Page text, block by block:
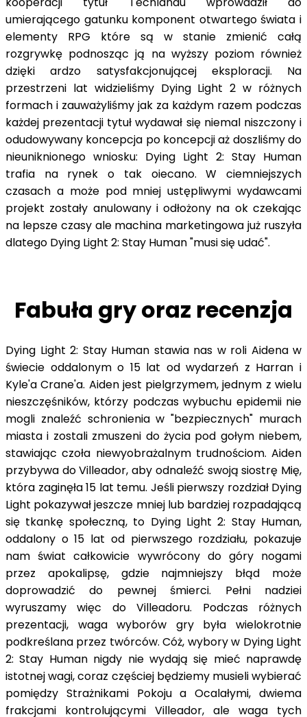
umierającego gatunku komponent otwartego świata i
elementy RPG które są w stanie zmienić całą
rozgrywkę podnosząc ją na wyższy poziom również
dzięki ardzo satysfakcjonującej eksploracji. Na
przestrzeni lat widzieliśmy Dying Light 2 w różnych
formach i zauważyliśmy jak za każdym razem podczas
każdej prezentacji tytuł wydawał się niemal niszczony i
odudowywany koncepcja po koncepcji aż doszliśmy do
nieuniknionego wniosku: Dying Light 2: Stay Human
trafia na rynek o tak oiecano. W ciemniejszych
czasach a może pod mniej ustępliwymi wydawcami
projekt zostały anulowany i odłożony na ok czekając
na lepsze czasy ale machina marketingowa już ruszyła
dlatego Dying Light 2: Stay Human "musi się udać".
Fabuła gry oraz recenzja
Dying Light 2: Stay Human stawia nas w roli Aidena w
świecie oddalonym o 15 lat od wydarzeń z Harran i
Kyle'a Crane'a. Aiden jest pielgrzymem, jednym z wielu
nieszczęśników, którzy podczas wybuchu epidemii nie
mogli znaleźć schronienia w "bezpiecznych" murach
miasta i zostali zmuszeni do życia pod gołym niebem,
stawiając czoła niewyobrażalnym trudnościom. Aiden
przybywa do Villeador, aby odnaleźć swoją siostrę Mię,
która zaginęła 15 lat temu. Jeśli pierwszy rozdział Dying
Light pokazywał jeszcze mniej lub bardziej rozpadającą
się tkankę społeczną, to Dying Light 2: Stay Human,
oddalony o 15 lat od pierwszego rozdziału, pokazuje
nam świat całkowicie wywrócony do góry nogami
przez apokalipsę, gdzie najmniejszy błąd może
doprowadzić do pewnej śmierci. Pełni nadziei
wyruszamy więc do Villeadoru. Podczas różnych
prezentacji, waga wyborów gry była wielokrotnie
podkreślana przez twórców. Cóż, wybory w Dying Light
2: Stay Human nigdy nie wydają się mieć naprawdę
istotnej wagi, coraz częściej będziemy musieli wybierać
pomiędzy Strażnikami Pokoju a Ocalałymi, dwiema
frakcjami kontrolującymi Villeador, ale waga tych